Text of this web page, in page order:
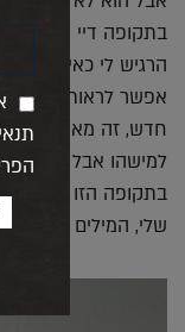
בתקופה דיי חשוכה
הרגיש לי כאילו
אפשר לראות איך
חדש, זה מאוד
למישהו אבל בשבילי
בתקופה הזו אני
שלי, המילים התאימו